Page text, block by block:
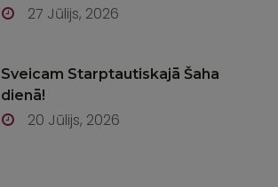
27 Jūlijs, 2026
Sveicam Starptautiskajā Šaha
dienā!
20 Jūlijs, 2026